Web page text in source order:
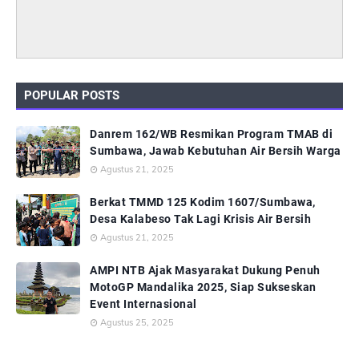
POPULAR POSTS
Danrem 162/WB Resmikan Program TMAB di
Sumbawa, Jawab Kebutuhan Air Bersih Warga
Agustus 21, 2025
Berkat TMMD 125 Kodim 1607/Sumbawa,
Desa Kalabeso Tak Lagi Krisis Air Bersih
Agustus 21, 2025
AMPI NTB Ajak Masyarakat Dukung Penuh
MotoGP Mandalika 2025, Siap Sukseskan
Event Internasional
Agustus 25, 2025